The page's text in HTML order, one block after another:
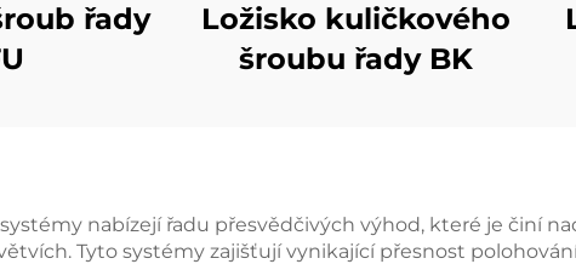
řady
Ložisko kuličkového
šroubu řady BK
nabízejí řadu přesvědčivých výhod, které je činí
Tyto systémy zajišťují vynikající přesnost